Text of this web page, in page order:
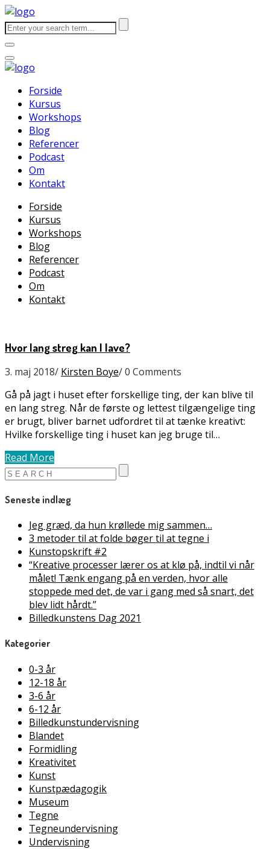
Forside
Kursus
Workshops
Blog
Referencer
Podcast
Om
Kontakt
Forside
Kursus
Workshops
Blog
Referencer
Podcast
Om
Kontakt
Hvor lang streg kan I lave?
3. maj 2018/ Kirsten Boye/0 Comments
Gå på jagt i huset efter forskellige ting, der kan blive til
en lang streg. Når de første og lettest tilgængelige ting
er brugt, bliver barnet udfordret til at tænke kreativt:
Hvilke forskellige ting i huset kan jeg bruge til…
Read More
Seneste indlæg
Jeg græd, da hun krøllede mig sammen…
3 metoder til at folde bøger til at tegne i
Kunstopskrift #2
“Kreative processer lærer os at klø på, indtil vi når
målet! Tænk engang på en verden, hvor alle
stoppede med det, de var i gang med så snart, det
blev lidt hårdt.”
Billedkunstens Dag 2021
Kategorier
0-3 år
12-18 år
3-6 år
6-12 år
Billedkunstundervisning
Blandet
Formidling
Kreativitet
Kunst
Kunstpædagogik
Museum
Tegne
Tegneundervisning
Undervisning